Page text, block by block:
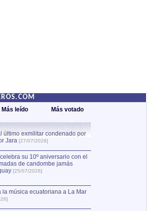
Más leído Más votado
último exmilitar condenado por
Jara [27/07/2026]
su 10º aniversario con el
de candombe jamás
[25/07/2026]
la música ecuatoriana a La Mar